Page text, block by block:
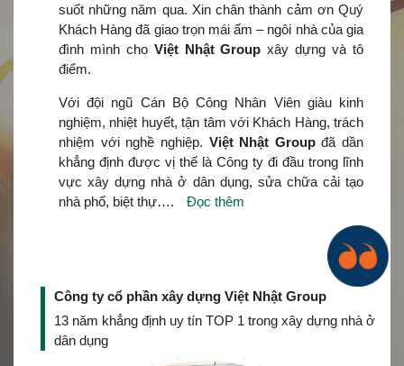
suốt những năm qua. Xin chân thành cảm ơn Quý
Khách Hàng đã giao trọn mái ấm – ngôi nhà của gia
đình mình cho Việt Nhật Group xây dựng và tô
điểm.
Với đội ngũ Cán Bộ Công Nhân Viên giàu kinh
nghiệm, nhiệt huyết, tận tâm với Khách Hàng, trách
nhiệm với nghề nghiệp. Việt Nhật Groupđã dần
khẳng định được vị thế là Công ty đi đầu trong lĩnh
vực xây dựng nhà ở dân dụng, sửa chữa cải tạo
nhà phố, biệt thự….
Đọc thêm
Công ty cổ phần xây dựng Việt Nhật Group
13 năm khẳng định uy tín TOP 1 trong xây dựng nhà ở
dân dụng